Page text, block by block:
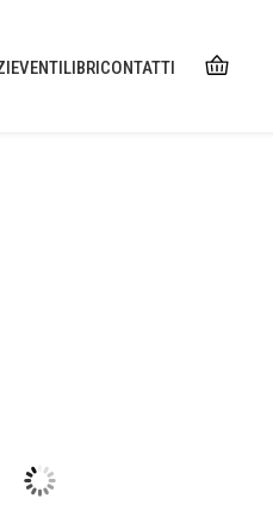
EVENTILIBRICONTATTI